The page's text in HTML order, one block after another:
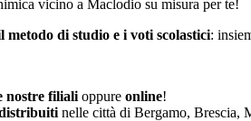
vicino a Maclodio su misura per te!
di studio e i voti scolastici:
nostre filiali oppure online!
nelle città di Bergamo, Brescia,